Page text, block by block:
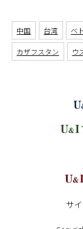
中国 台湾 ベ
カザフスタン ウ
サ